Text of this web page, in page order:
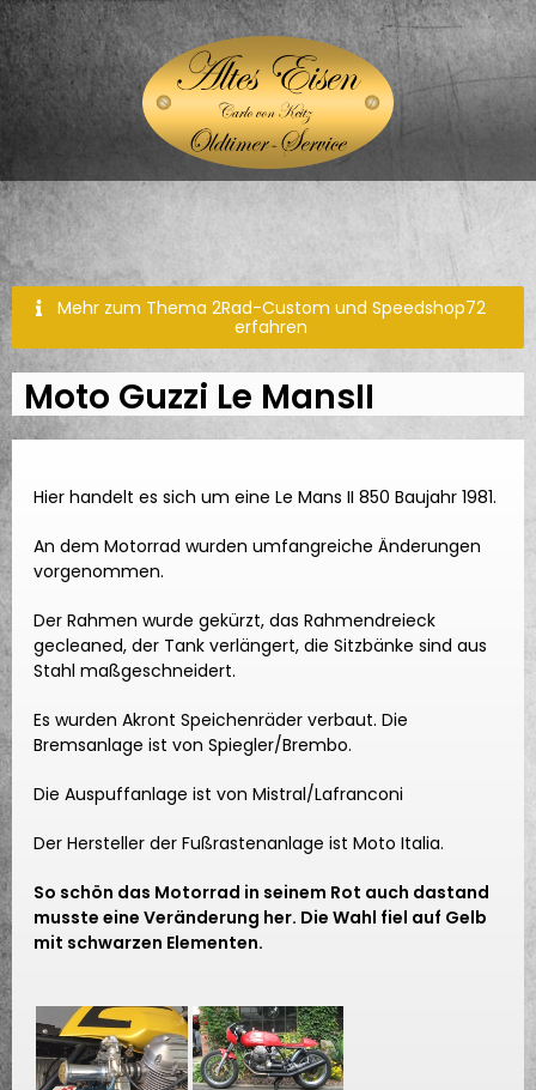
Mehr zum Thema 2Rad-Custom und Speedshop72
erfahren
Moto Guzzi Le MansII
Hier handelt es sich um eine Le Mans II 850 Baujahr 1981.
An dem Motorrad wurden umfangreiche Änderungen
vorgenommen.
Der Rahmen wurde gekürzt, das Rahmendreieck
gecleaned, der Tank verlängert, die Sitzbänke sind aus
Stahl maßgeschneidert.
Es wurden Akront Speichenräder verbaut. Die
Bremsanlage ist von Spiegler/Brembo.
Die Auspuffanlage ist von Mistral/Lafranconi
Der Hersteller der Fußrastenanlage ist Moto Italia.
So schön das Motorrad in seinem Rot auch dastand
musste eine Veränderung her. Die Wahl fiel auf Gelb
mit schwarzen Elementen.